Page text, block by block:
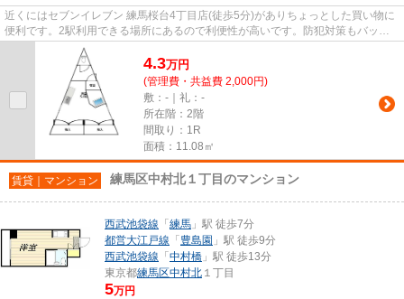
近くにはセブンイレブン 練馬桜台4丁目店(徒歩5分)がありちょっとした買い物に
便利です。2駅利用できる場所にあるので利便性が高いです。防犯対策もバッチ
リなマンションタイプの物件...
4.3万円
(管理費・共益費 2,000円)
敷：-｜礼：-
所在階：2階
間取り：1R
面積：11.08㎡
賃貸｜マンション 練馬区中村北１丁目のマンション
西武池袋線 「 練馬 」駅 徒歩7分
都営大江戸線 「 豊島園 」駅 徒歩9分
西武池袋線 「 中村橋 」駅 徒歩13分
東京都練馬区中村北 １丁目
5万円